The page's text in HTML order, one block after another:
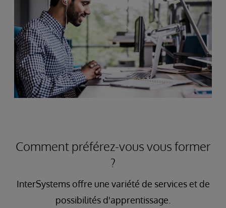
Comment préférez-vous vous former
?
InterSystems offre une variété de services et de
possibilités d'apprentissage.